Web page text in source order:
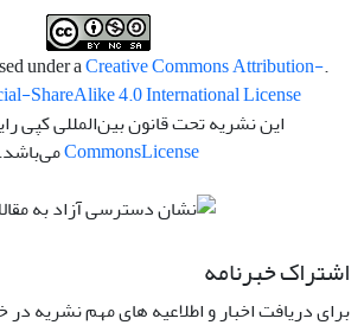
.This work is licensed under a
Creative Commons Attribution-
ShareAlike 4.0 International License
این نشریه تحت قانون بین‌المللی کپی
CommonsLicense می‌باشد.
اشتراک خبرنامه
برای دریافت اخبار و اطلاعیه های مهم نشریه در